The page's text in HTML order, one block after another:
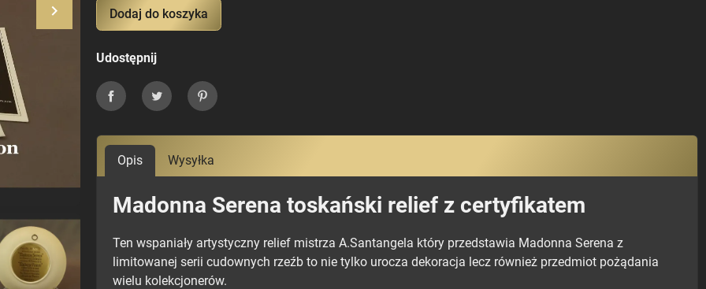
Następny
keyboard_arrow_right Dodaj do koszyka
Udostępnij
UdostępnijTweetujPinterest
Opis Wysyłka
Madonna Serena toskański relief z certyfikatem
Ten wspaniały artystyczny relief mistrza A.Santangela który przedstawia Madonna Serena z
limitowanej serii cudownych rzeźb to nie tylko urocza dekoracja lecz również przedmiot pożądania
wielu kolekcjonerów.